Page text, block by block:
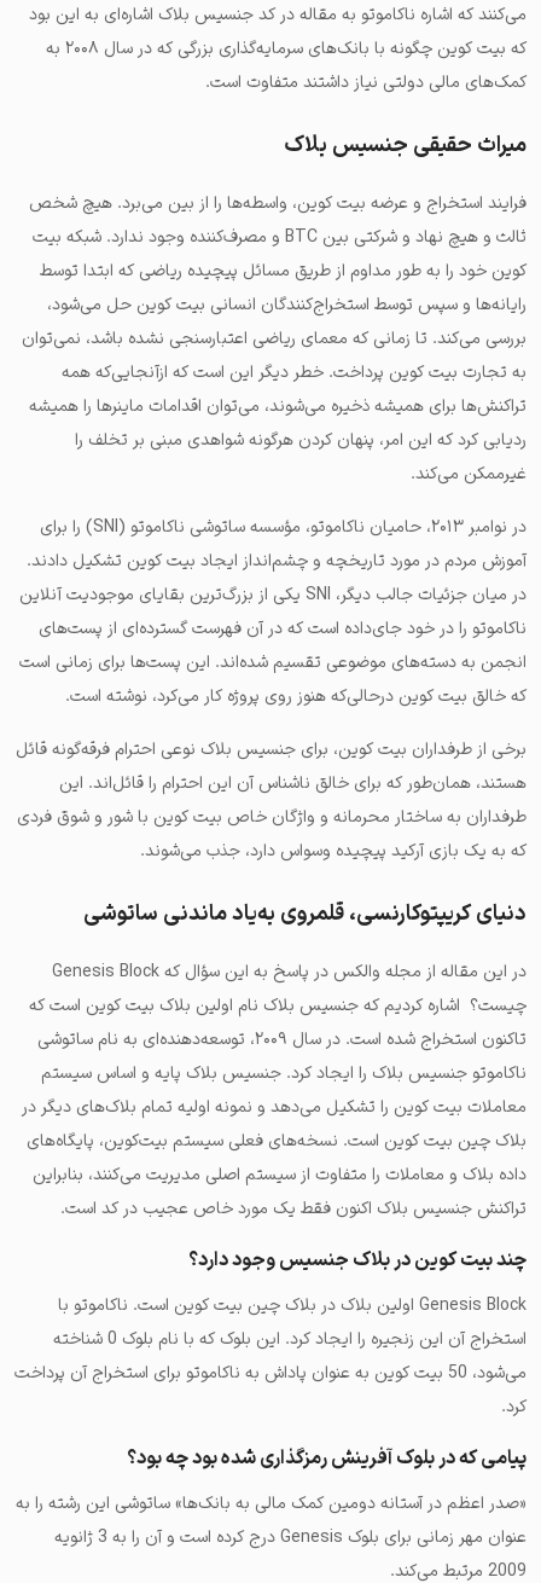
می‌کنند که اشاره ناکاموتو به مقاله در کد جنسیس بلاک اشاره‌ای به این بود
که بیت کوین چگونه با بانک‌های سرمایه‌گذاری بزرگی که در سال ۲۰۰۸ به
کمک‌های مالی دولتی نیاز داشتند متفاوت است.
میراث حقیقی جنسیس بلاک
فرایند استخراج و عرضه بیت کوین، واسطه‌ها را از بین می‌برد. هیچ شخص
ثالث و هیچ نهاد و شرکتی بین BTC و مصرف‌کننده وجود ندارد. شبکه بیت
کوین خود را به طور مداوم از طریق مسائل پیچیده ریاضی که ابتدا توسط
رایانه‌ها و سپس توسط استخراج‌کنندگان انسانی بیت کوین حل می‌شود،
بررسی می‌کند. تا زمانی که معمای ریاضی اعتبارسنجی نشده باشد، نمی‌توان
به تجارت بیت کوین پرداخت. خطر دیگر این است که ازآنجایی‌که همه
تراکنش‌ها برای همیشه ذخیره می‌شوند، می‌توان اقدامات ماینرها را همیشه
ردیابی کرد که این امر، پنهان کردن هرگونه شواهدی مبنی بر تخلف را
غیرممکن می‌کند.
در نوامبر ۲۰۱۳، حامیان ناکاموتو، مؤسسه ساتوشی ناکاموتو (SNI) را برای
آموزش مردم در مورد تاریخچه و چشم‌انداز ایجاد بیت کوین تشکیل دادند.
در میان جزئیات جالب دیگر، SNI یکی از بزرگ‌ترین بقایای موجودیت آنلاین
ناکاموتو را در خود جای‌داده است که در آن فهرست گسترده‌ای از پست‌های
انجمن به دسته‌های موضوعی تقسیم شده‌اند. این پست‌ها برای زمانی است
که خالق بیت کوین درحالی‌که هنوز روی پروژه کار می‌کرد، نوشته است.
برخی از طرفداران بیت کوین، برای جنسیس بلاک نوعی احترام فرقه‌گونه قائل
هستند، همان‌طور که برای خالق ناشناس آن این احترام را قائل‌اند. این
طرفداران به ساختار محرمانه و واژگان خاص بیت کوین با شور و شوق فردی
که به یک بازی آرکید پیچیده وسواس دارد، جذب می‌شوند.
دنیای کریپتوکارنسی، قلمروی به‌یاد ماندنی ساتوشی
در این مقاله از مجله والکس در پاسخ به این سؤال که Genesis Block
چیست؟ اشاره کردیم که جنسیس بلاک نام اولین بلاک بیت کوین است که
تاکنون استخراج شده است. در سال ۲۰۰۹، توسعه‌دهنده‌ای به نام ساتوشی
ناکاموتو جنسیس بلاک را ایجاد کرد. جنسیس بلاک پایه و اساس سیستم
معاملات بیت کوین را تشکیل می‌دهد و نمونه اولیه تمام بلاک‌های دیگر در
بلاک چین بیت کوین است. نسخه‌های فعلی سیستم بیت‌کوین، پایگاه‌های
داده بلاک و معاملات را متفاوت از سیستم اصلی مدیریت می‌کنند، بنابراین
تراکنش جنسیس بلاک اکنون فقط یک مورد خاص عجیب در کد است.
چند بیت کوین در بلاک جنسیس وجود دارد؟
Genesis Block اولین بلاک در بلاک چین بیت کوین است. ناکاموتو با
استخراج آن این زنجیره را ایجاد کرد. این بلوک که با نام بلوک 0 شناخته
می‌شود، 50 بیت کوین به عنوان پاداش به ناکاموتو برای استخراج آن پرداخت
کرد.
پیامی که در بلوک آفرینش رمزگذاری شده بود چه بود؟
«صدر اعظم در آستانه دومین کمک مالی به بانک‌ها» ساتوشی این رشته را به
عنوان مهر زمانی برای بلوک Genesis درج کرده است و آن را به 3 ژانویه
2009 مرتبط می‌کند.